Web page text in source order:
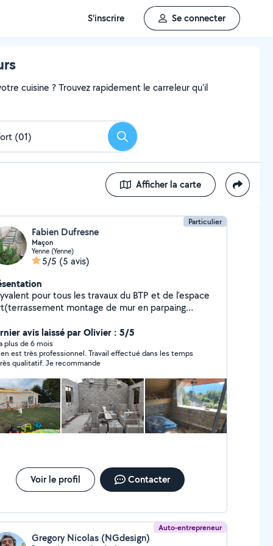
S'inscrire Se connecter
cuisine ? Trouvez rapidement le carreleur qu'il
Rechercher
Afficher la carte
Particulier
Fabien Dufresne
Maçon
Yenne (Yenne)
5/5 (5 avis)
pour tous les travaux du BTP et de l'espace
montage de mur en parpaing
création d'aménagement extérieur escalier
ouverture rénovation tout type de
et de travaux du BTP
avis laissé par Olivier : 5/5
plus de 6 mois
est très professionnel. Travail effectué dans les temps
qualitatif. Je recommande
Voir le profil Contacter
Auto-entrepreneur
Gregory Nicolas (NGdesign)